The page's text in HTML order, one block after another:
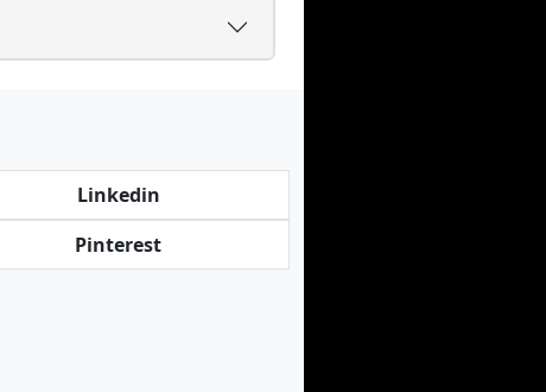
Linkedin
Pinterest